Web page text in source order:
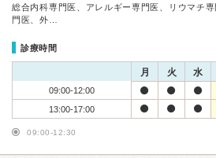
総合内科専門医、アレルギー専門医、リウマチ
門医、外…
診療時間
月 火 水
09:00-12:00
13:00-17:00
09:00-12:30